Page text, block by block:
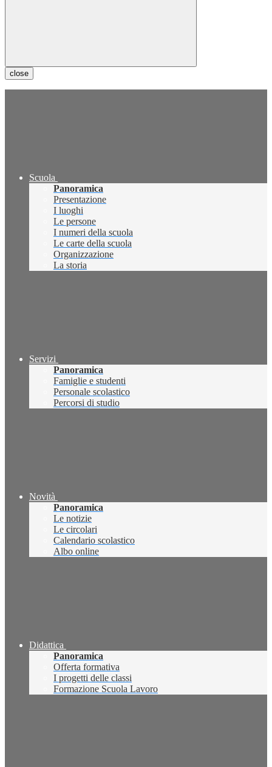
close
Scuola
Panoramica
Presentazione
I luoghi
Le persone
I numeri della scuola
Le carte della scuola
Organizzazione
La storia
Servizi
Panoramica
Famiglie e studenti
Personale scolastico
Percorsi di studio
Novità
Panoramica
Le notizie
Le circolari
Calendario scolastico
Albo online
Didattica
Panoramica
Offerta formativa
I progetti delle classi
Formazione Scuola Lavoro